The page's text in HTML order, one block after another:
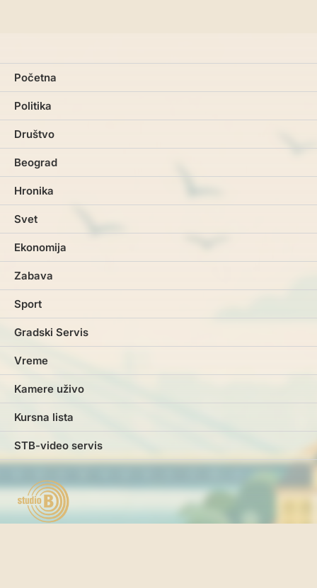
Početna
Politika
Društvo
Beograd
Hronika
Svet
Ekonomija
Zabava
Sport
Gradski Servis
Vreme
Kamere uživo
Kursna lista
STB-video servis